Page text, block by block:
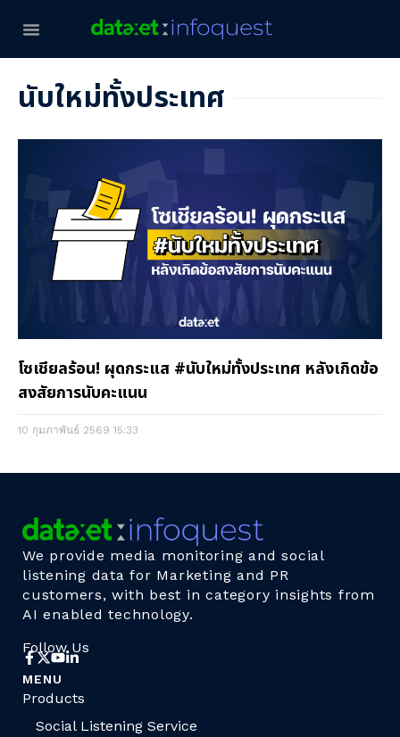
นับใหม่ทั้งประเทศ
โซเชียลร้อน! ผุดกระแส #นับใหม่ทั้งประเทศ หลังเกิดข้อ
สงสัยการนับคะแนน
10 กุมภาพันธ์ 2569 15:33
We provide media monitoring and social
listening data for Marketing and PR
customers, with best in category insights from
AI enabled technology.
Follow Us
MENU
Products
Social Listening Service